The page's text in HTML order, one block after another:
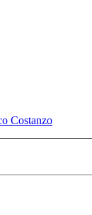
Costanzo